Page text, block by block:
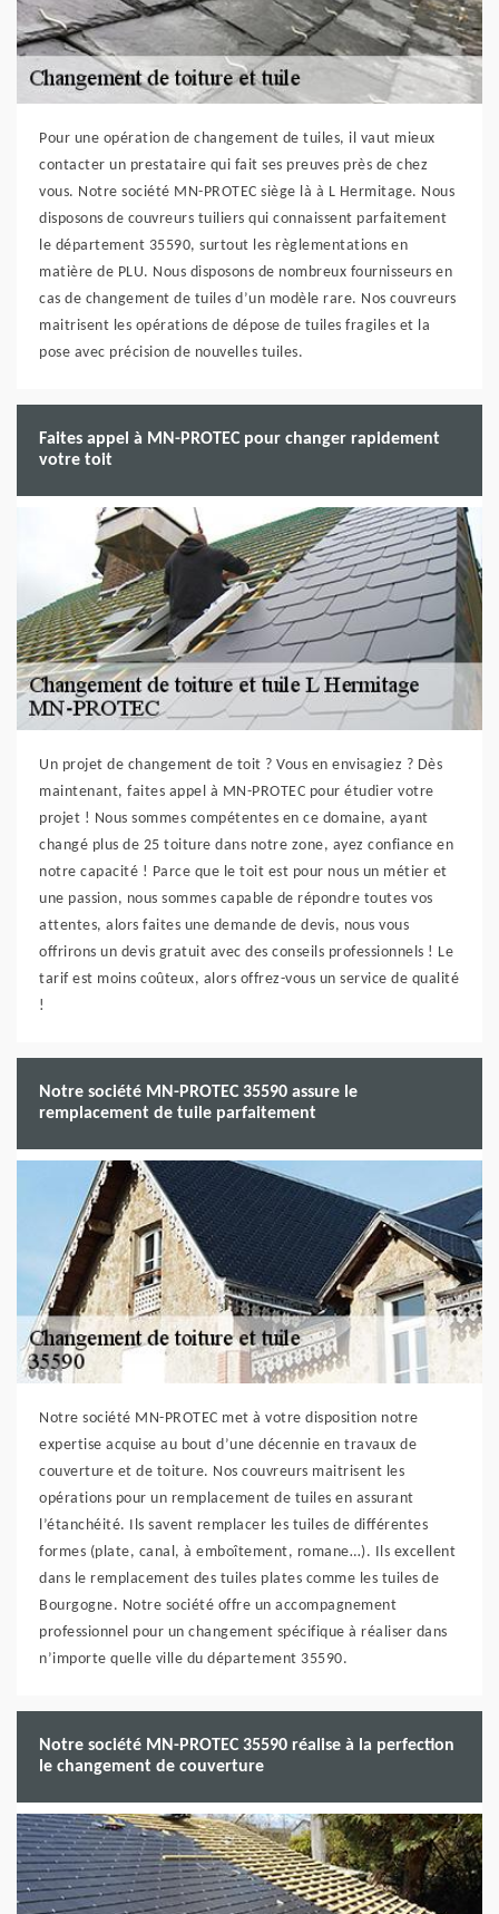
Pour une opération de changement de tuiles, il vaut mieux
contacter un prestataire qui fait ses preuves près de chez
vous. Notre société MN-PROTEC siège là à L Hermitage. Nous
disposons de couvreurs tuiliers qui connaissent parfaitement
le département 35590, surtout les règlementations en
matière de PLU. Nous disposons de nombreux fournisseurs en
cas de changement de tuiles d’un modèle rare. Nos couvreurs
maitrisent les opérations de dépose de tuiles fragiles et la
pose avec précision de nouvelles tuiles.
Faites appel à MN-PROTEC pour changer rapidement
votre toit
Un projet de changement de toit ? Vous en envisagiez ? Dès
maintenant, faites appel à MN-PROTEC pour étudier votre
projet ! Nous sommes compétentes en ce domaine, ayant
changé plus de 25 toiture dans notre zone, ayez confiance en
notre capacité ! Parce que le toit est pour nous un métier et
une passion, nous sommes capable de répondre toutes vos
attentes, alors faites une demande de devis, nous vous
offrirons un devis gratuit avec des conseils professionnels ! Le
tarif est moins coûteux, alors offrez-vous un service de qualité
!
Notre société MN-PROTEC 35590 assure le
remplacement de tuile parfaitement
Notre société MN-PROTEC met à votre disposition notre
expertise acquise au bout d’une décennie en travaux de
couverture et de toiture. Nos couvreurs maitrisent les
opérations pour un remplacement de tuiles en assurant
l’étanchéité. Ils savent remplacer les tuiles de différentes
formes (plate, canal, à emboîtement, romane…). Ils excellent
dans le remplacement des tuiles plates comme les tuiles de
Bourgogne. Notre société offre un accompagnement
professionnel pour un changement spécifique à réaliser dans
n’importe quelle ville du département 35590.
Notre société MN-PROTEC 35590 réalise à la perfection
le changement de couverture